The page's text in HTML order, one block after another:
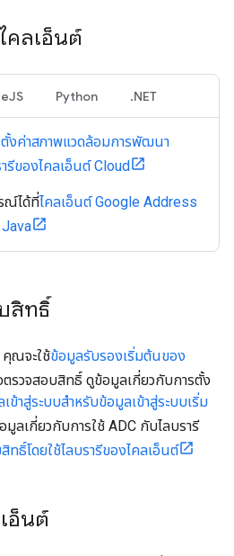
คลเอ็นต์
Python .NET
ตั้งค่าสภาพแวดล้อมการพัฒนา
รีของไคลเอ็นต์ Cloud
ณ์ได้ที่ไคลเอ็นต์ Google Address
สิทธิ์
คุณจะใช้ข้อมูลรับรองเริ่มต้นของ
ตรวจสอบสิทธิ์ ดูข้อมูลเกี่ยวกับการตั้ง
ข้าสู่ระบบสำหรับข้อมูลเข้าสู่ระบบเริ่ม
มูลเกี่ยวกับการใช้ ADC กับไลบรารี
ทธิ์โดยใช้ไลบรารีของไคลเอ็นต์
อ็นต์